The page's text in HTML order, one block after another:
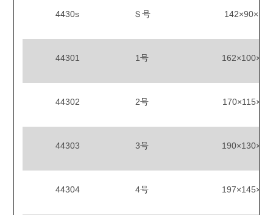
4430s Ｓ号 142×90×12
44301 1号 162×100×12
44302 2号 170×115×12
44303 3号 190×130×12
44304 4号 197×145×12